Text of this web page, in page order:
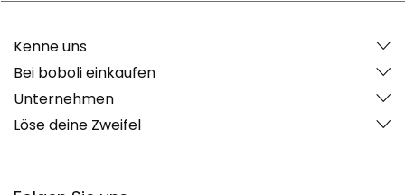
Kenne uns
Bei boboli einkaufen
Unternehmen
Löse deine Zweifel